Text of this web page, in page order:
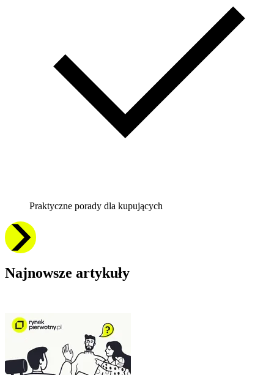
Praktyczne porady dla kupujących
Najnowsze artykuły